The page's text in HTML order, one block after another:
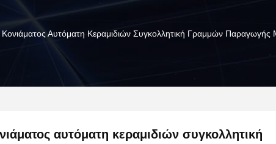
Αυτόματη Κεραμιδιών Συγκολλητική Γραμμών Παραγωγής
αυτόματη κεραμιδιών συγκολλητική